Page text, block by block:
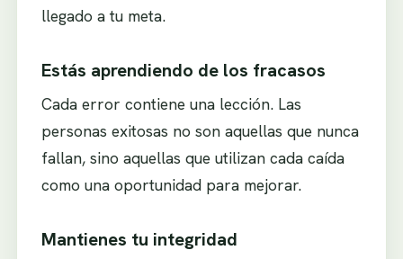
llegado a tu meta.
Estás aprendiendo de los fracasos
Cada error contiene una lección. Las
personas exitosas no son aquellas que nunca
fallan, sino aquellas que utilizan cada caída
como una oportunidad para mejorar.
Mantienes tu integridad